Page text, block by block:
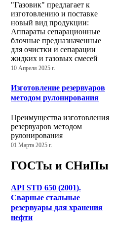
"Газовик" предлагает к
изготовлению и поставке
новый вид продукции:
Аппараты сепарационные
блочные предназначенные
для очистки и сепарации
жидких и газовых смесей
10 Апреля 2025 г.
Изготовление резервуаров
методом рулонирования
Преимущества изготовления
резервуаров методом
рулонирования
01 Марта 2025 г.
ГОСТы и СНиПы
API STD 650 (2001).
Сварные стальные
резервуары для хранения
нефти